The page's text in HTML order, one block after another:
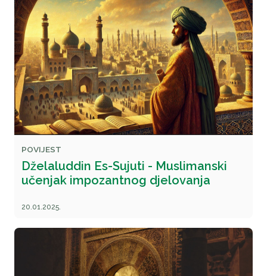
POVIJEST
Dželaluddin Es-Sujuti - Muslimanski
učenjak impozantnog djelovanja
20.01.2025.